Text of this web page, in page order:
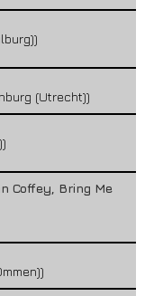
(Utrecht))
Coffey, Bring Me